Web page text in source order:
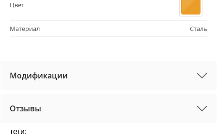
Цвет
Материал Сталь
Модификации
Отзывы
теги: